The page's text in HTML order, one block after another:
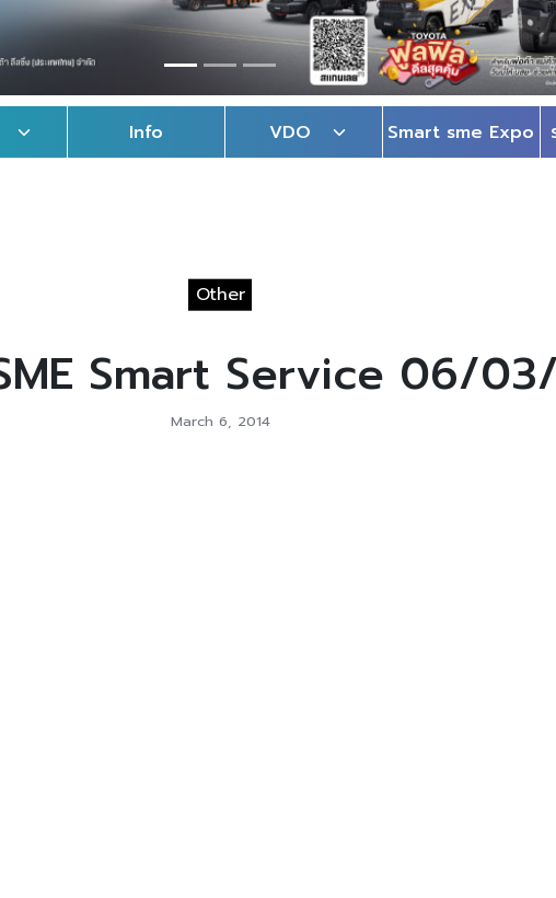
Info VDO Smart sme Expo
Other
Smart Service 06/
March 6, 2014